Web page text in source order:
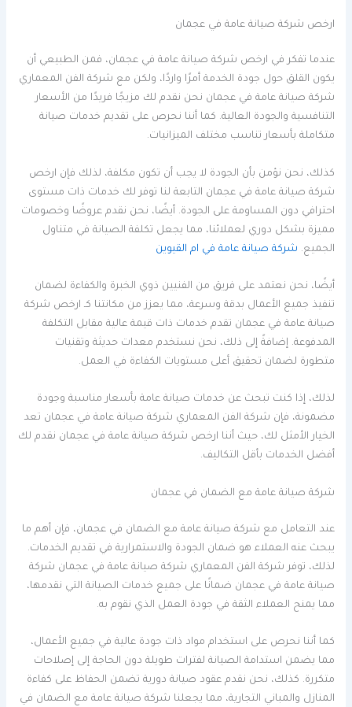
ارخص شركة صيانة عامة في عجمان
عندما تفكر في ارخص شركة صيانة عامة في عجمان، فمن الطبيعي أن
يكون القلق حول جودة الخدمة أمرًا واردًا، ولكن مع شركة الفن المعماري
شركة صيانة عامة في عجمان نحن نقدم لك مزيجًا فريدًا من الأسعار
التنافسية والجودة العالية. كما أننا نحرص على تقديم خدمات صيانة
متكاملة بأسعار تناسب مختلف الميزانيات.
كذلك، نحن نؤمن بأن الجودة لا يجب أن تكون مكلفة، لذلك فإن ارخص
شركة صيانة عامة في عجمان التابعة لنا توفر لك خدمات ذات مستوى
احترافي دون المساومة على الجودة. أيضًا، نحن نقدم عروضًا وخصومات
مميزة بشكل دوري لعملائنا، مما يجعل تكلفة الصيانة في متناول
الجميع. شركة صيانة عامة في ام القيوين
أيضًا، نحن نعتمد على فريق من الفنيين ذوي الخبرة والكفاءة لضمان
تنفيذ جميع الأعمال بدقة وسرعة، مما يعزز من مكانتنا كـ ارخص شركة
صيانة عامة في عجمان تقدم خدمات ذات قيمة عالية مقابل التكلفة
المدفوعة. إضافةً إلى ذلك، نحن نستخدم معدات حديثة وتقنيات
متطورة لضمان تحقيق أعلى مستويات الكفاءة في العمل.
لذلك، إذا كنت تبحث عن خدمات صيانة عامة بأسعار مناسبة وجودة
مضمونة، فإن شركة الفن المعماري شركة صيانة عامة في عجمان تعد
الخيار الأمثل لك، حيث أننا ارخص شركة صيانة عامة في عجمان نقدم لك
أفضل الخدمات بأقل التكاليف.
شركة صيانة عامة مع الضمان في عجمان
عند التعامل مع شركة صيانة عامة مع الضمان في عجمان، فإن أهم ما
يبحث عنه العملاء هو ضمان الجودة والاستمرارية في تقديم الخدمات.
لذلك، توفر شركة الفن المعماري شركة صيانة عامة في عجمان شركة
صيانة عامة في عجمان ضمانًا على جميع خدمات الصيانة التي نقدمها،
مما يمنح العملاء الثقة في جودة العمل الذي نقوم به.
كما أننا نحرص على استخدام مواد ذات جودة عالية في جميع الأعمال،
مما يضمن استدامة الصيانة لفترات طويلة دون الحاجة إلى إصلاحات
متكررة. كذلك، نحن نقدم عقود صيانة دورية تضمن الحفاظ على كفاءة
المنازل والمباني التجارية، مما يجعلنا شركة صيانة عامة مع الضمان في